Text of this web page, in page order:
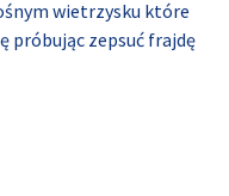
wietrzysku które
próbując zepsuć frajdę